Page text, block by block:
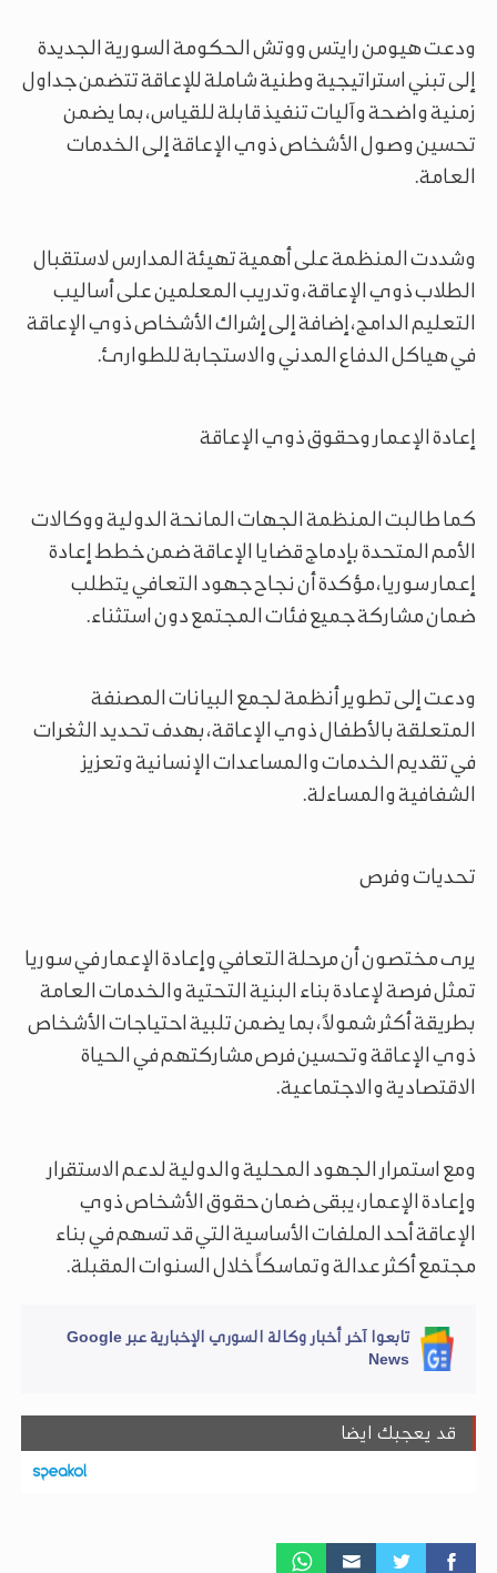
ودعت هيومن رايتس ووتش الحكومة السورية الجديدة
إلى تبني استراتيجية وطنية شاملة للإعاقة تتضمن جداول
زمنية واضحة وآليات تنفيذ قابلة للقياس، بما يضمن
تحسين وصول الأشخاص ذوي الإعاقة إلى الخدمات
العامة.
وشددت المنظمة على أهمية تهيئة المدارس لاستقبال
الطلاب ذوي الإعاقة، وتدريب المعلمين على أساليب
التعليم الدامج، إضافة إلى إشراك الأشخاص ذوي الإعاقة
في هياكل الدفاع المدني والاستجابة للطوارئ.
إعادة الإعمار وحقوق ذوي الإعاقة
كما طالبت المنظمة الجهات المانحة الدولية ووكالات
الأمم المتحدة بإدماج قضايا الإعاقة ضمن خطط إعادة
إعمار سوريا، مؤكدة أن نجاح جهود التعافي يتطلب
ضمان مشاركة جميع فئات المجتمع دون استثناء.
ودعت إلى تطوير أنظمة لجمع البيانات المصنفة
المتعلقة بالأطفال ذوي الإعاقة، بهدف تحديد الثغرات
في تقديم الخدمات والمساعدات الإنسانية وتعزيز
الشفافية والمساءلة.
تحديات وفرص
يرى مختصون أن مرحلة التعافي وإعادة الإعمار في سوريا
تمثل فرصة لإعادة بناء البنية التحتية والخدمات العامة
بطريقة أكثر شمولاً، بما يضمن تلبية احتياجات الأشخاص
ذوي الإعاقة وتحسين فرص مشاركتهم في الحياة
الاقتصادية والاجتماعية.
ومع استمرار الجهود المحلية والدولية لدعم الاستقرار
وإعادة الإعمار، يبقى ضمان حقوق الأشخاص ذوي
الإعاقة أحد الملفات الأساسية التي قد تسهم في بناء
مجتمع أكثر عدالة وتماسكاً خلال السنوات المقبلة.
تابعوا آخر أخبار وكالة السوري الإخبارية عبر Google
News
قد يعجبك ايضا